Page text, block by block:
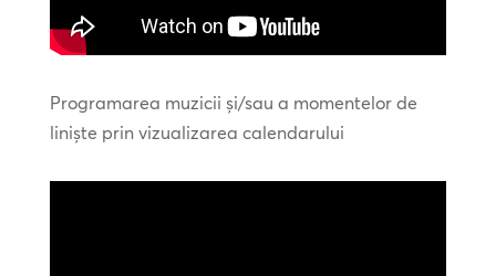
Programarea muzicii și/sau a momentelor de
liniște prin vizualizarea calendarului